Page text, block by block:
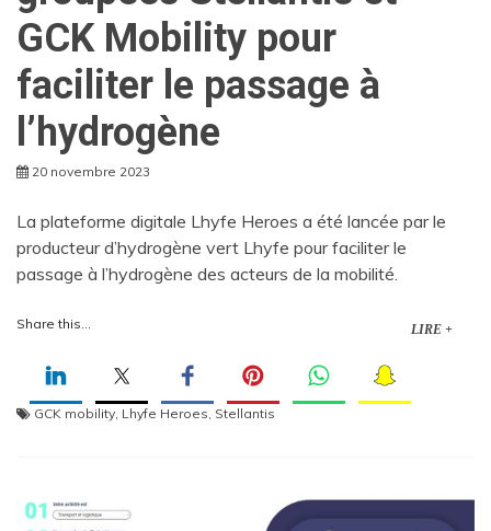
GCK Mobility pour
faciliter le passage à
l’hydrogène
20 novembre 2023
La plateforme digitale Lhyfe Heroes a été lancée par le
producteur d’hydrogène vert Lhyfe pour faciliter le
passage à l’hydrogène des acteurs de la mobilité.
Share this... LIRE +
GCK mobility Lhyfe Heroes Stellantis